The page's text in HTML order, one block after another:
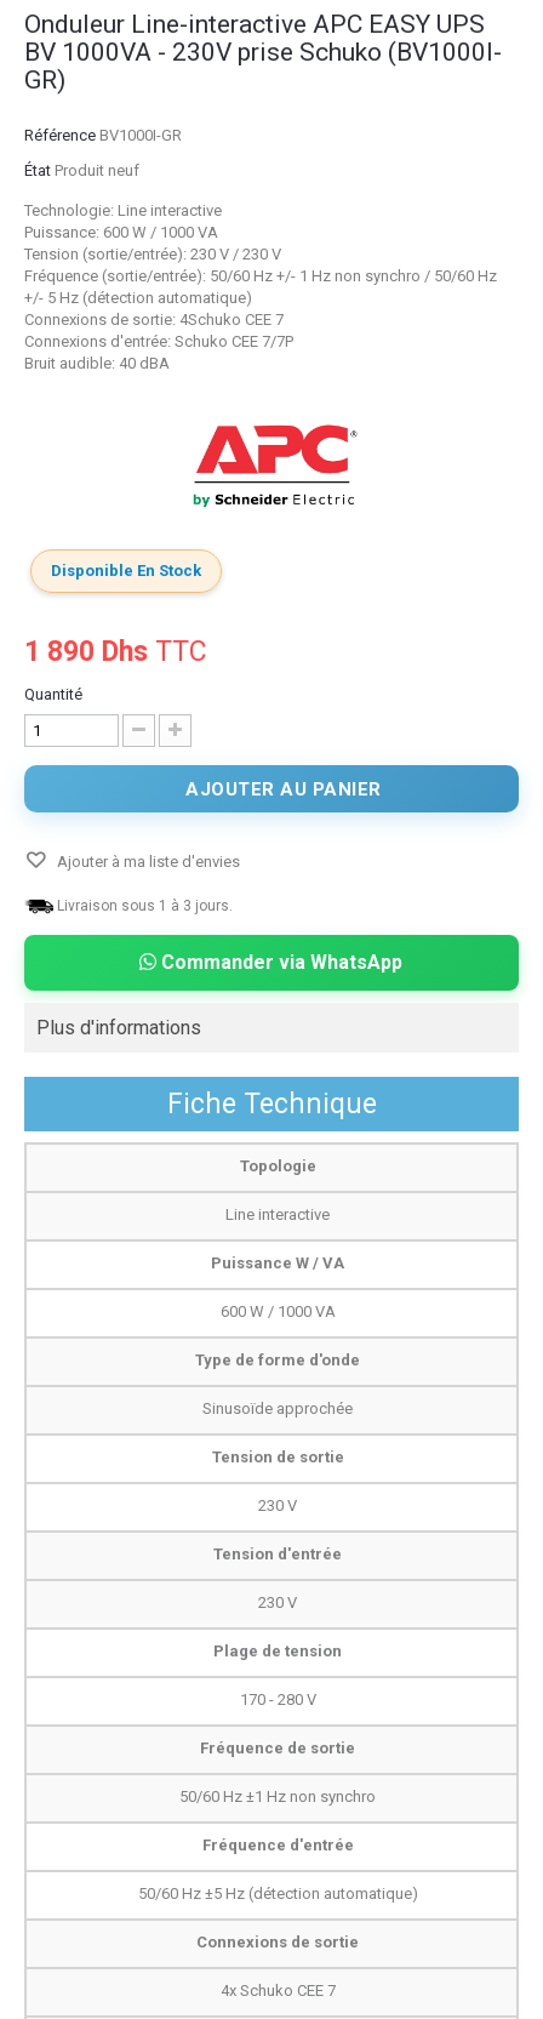
Onduleur Line-interactive APC EASY UPS
BV 1000VA - 230V prise Schuko (BV1000I-
GR)
Référence BV1000I-GR
État Produit neuf
Technologie: Line interactive
Puissance: 600 W / 1000 VA
Tension (sortie/entrée): 230 V / 230 V
Fréquence (sortie/entrée): 50/60 Hz +/- 1 Hz non synchro / 50/60 Hz
+/- 5 Hz (détection automatique)
Connexions de sortie: 4Schuko CEE 7
Connexions d'entrée: Schuko CEE 7/7P
Bruit audible: 40 dBA
Disponible En Stock
1 890 Dhs TTC
Quantité
AJOUTER AU PANIER
Ajouter à ma liste d'envies
Livraison sous 1 à 3 jours.
Commander via WhatsApp
Plus d'informations
Fiche Technique
Topologie
Line interactive
Puissance W / VA
600 W / 1000 VA
Type de forme d'onde
Sinusoïde approchée
Tension de sortie
230 V
Tension d'entrée
230 V
Plage de tension
170 - 280 V
Fréquence de sortie
50/60 Hz ±1 Hz non synchro
Fréquence d'entrée
50/60 Hz ±5 Hz (détection automatique)
Connexions de sortie
4x Schuko CEE 7